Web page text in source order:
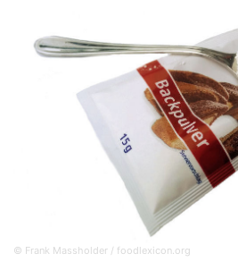
© Frank Massholder / foodlexicon.org